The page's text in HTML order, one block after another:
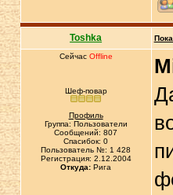
Toshka
Сейчас Offline
Шеф-повар
Профиль
Группа: Пользователи
Сообщений: 807
Спасибок: 0
Пользователь №: 1 428
Регистрация: 2.12.2004
Откуда: Рига